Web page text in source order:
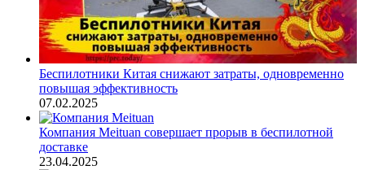
Беспилотники Китая снижают затраты, одновременно
повышая эффективность
07.02.2025
Компания Meituan совершает прорыв в беспилотной
доставке
23.04.2025